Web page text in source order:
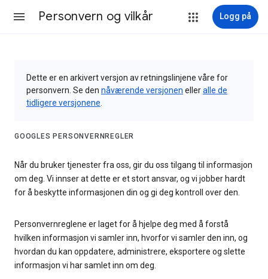
Personvern og vilkår Logg på
Dette er en arkivert versjon av retningslinjene våre for
personvern. Se den nåværende versjonen elleralle de
tidligere versjonene
GOOGLES PERSONVERNREGLER
Når du bruker tjenester fra oss, gir du oss tilgang til informasjon
om deg. Vi innser at dette er et stort ansvar, og vi jobber hardt
for å beskytte informasjonen din og gi deg kontroll over den.
Personvernreglene er laget for å hjelpe deg med å forstå
hvilken informasjon vi samler inn, hvorfor vi samler den inn, og
hvordan du kan oppdatere, administrere, eksportere og slette
informasjon vi har samlet inn om deg.